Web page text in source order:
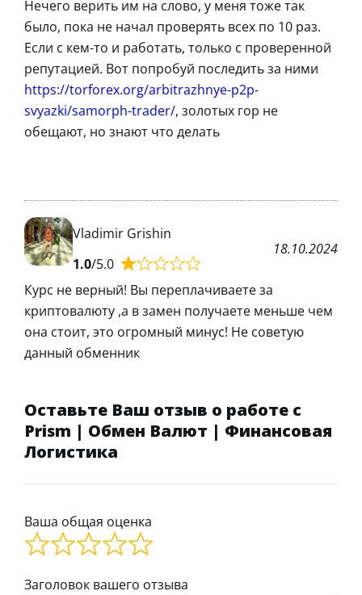
Нечего верить им на слово, у меня тоже так
было, пока не начал проверять всех по 10 раз.
Если с кем-то и работать, только с проверенной
репутацией. Вот попробуй последить за ними
https://torforex.org/arbitrazhnye-p2p-
svyazki/samorph-trader/, золотых гор не
обещают, но знают что делать
Vladimir Grishin
1.0/5.0
18.10.2024
Курс не верный! Вы переплачиваете за
криптовалюту ,а в замен получаете меньше чем
она стоит, это огромный минус! Не советую
данный обменник
Оставьте Ваш отзыв о работе с
Prism | Обмен Валют | Финансовая
Логистика
Ваша общая оценка
Заголовок вашего отзыва